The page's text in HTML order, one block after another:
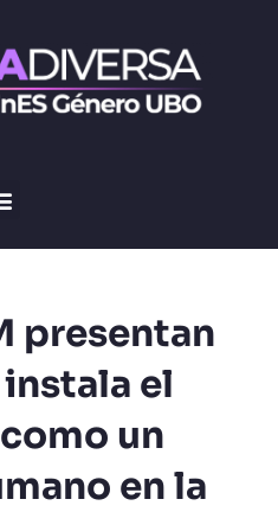
presentan
el
un
en la